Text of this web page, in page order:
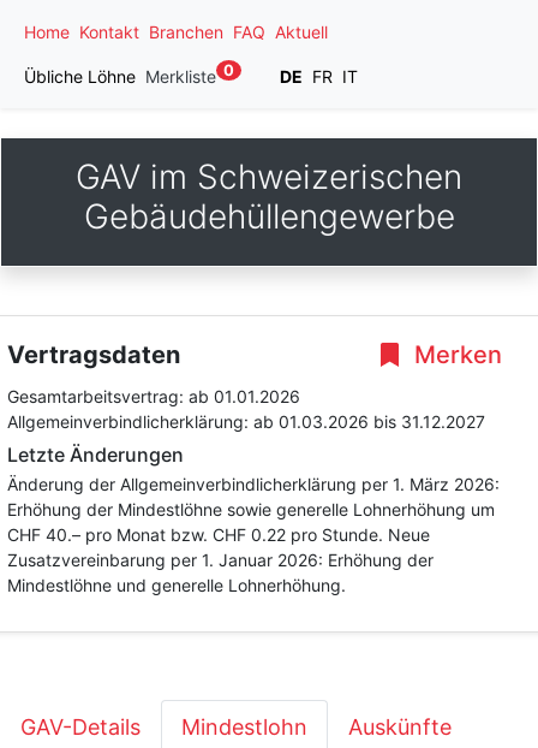
Home Kontakt Branchen FAQ Aktuell
Übliche Löhne Merkliste 0 DE FR IT
GAV im Schweizerischen
Gebäudehüllengewerbe
Merken
Vertragsdaten
Gesamtarbeitsvertrag: ab 01.01.2026
Allgemeinverbindlicherklärung: ab 01.03.2026 bis 31.12.2027
Letzte Änderungen
Änderung der Allgemeinverbindlicherklärung per 1. März 2026:
Erhöhung der Mindestlöhne sowie generelle Lohnerhöhung um
CHF 40.– pro Monat bzw. CHF 0.22 pro Stunde. Neue
Zusatzvereinbarung per 1. Januar 2026: Erhöhung der
Mindestlöhne und generelle Lohnerhöhung.
GAV-Details Mindestlohn Auskünfte